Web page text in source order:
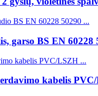
garso BS EN 60228
kabelis